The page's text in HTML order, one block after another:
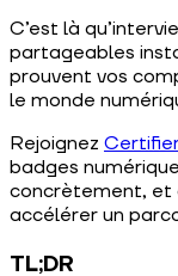
C’est là
partageables
prouvent vos
le monde
Rejoignez
badges
concrètement, et
accélérer un
TL;DR